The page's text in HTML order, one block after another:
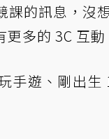
課的訊息，沒
多的 3C 互動
手遊、剛出生